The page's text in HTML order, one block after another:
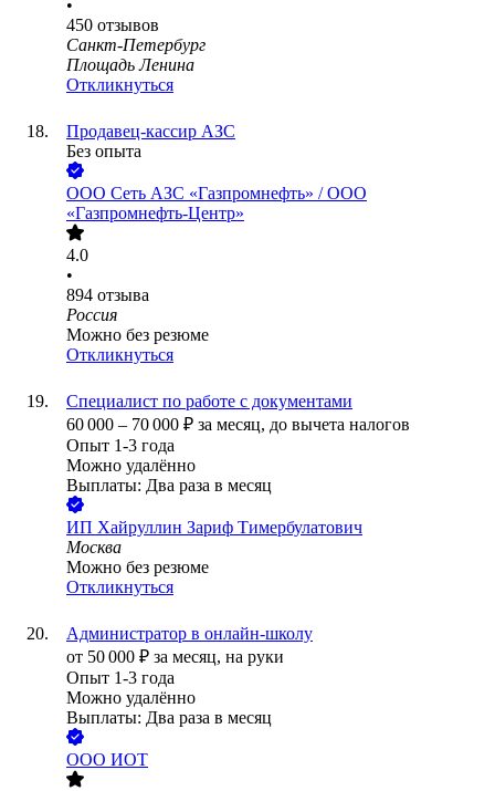
•
450 отзывов
Санкт-Петербург
Площадь Ленина
Откликнуться
Продавец-кассир АЗС
Без опыта
ООО Сеть АЗС «Газпромнефть» / ООО
«Газпромнефть-Центр»
4.0
•
894 отзыва
Россия
Можно без резюме
Откликнуться
Специалист по работе с документами
60 000 – 70 000 ₽ за месяц, до вычета налогов
Опыт 1-3 года
Можно удалённо
Выплаты: Два раза в месяц
ИП Хайруллин Зариф Тимербулатович
Москва
Можно без резюме
Откликнуться
Администратор в онлайн-школу
от 50 000 ₽ за месяц, на руки
Опыт 1-3 года
Можно удалённо
Выплаты: Два раза в месяц
ООО ИОТ